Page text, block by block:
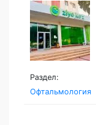
Раздел:
Офтальмология